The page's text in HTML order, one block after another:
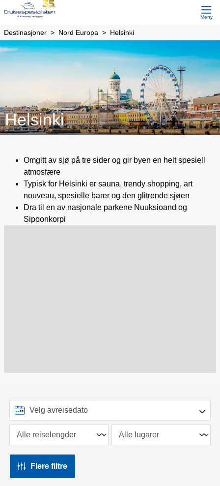
Meny
Destinasjoner Nord Europa Helsinki
Helsinki
Omgitt av sjø på tre sider og gir byen en helt spesiell
atmosfære
Typisk for Helsinki er sauna, trendy shopping, art
nouveau, spesielle barer og den glitrende sjøen
Dra til en av nasjonale parkene Nuuksioand og
Sipoonkorpi
Flere filtre